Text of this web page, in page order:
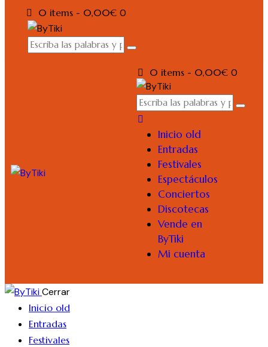
0 items - 0,00€ 0
0 items - 0,00€ 0
Inicio old
Entradas
Festivales
Espectáculos
Conciertos
Discotecas
Vende en
ByTiki
Mi cuenta
Cerrar
Inicio old
Entradas
Festivales